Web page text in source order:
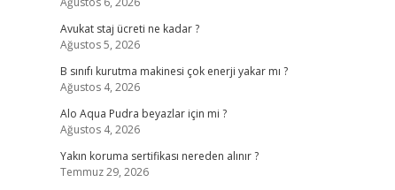
Avukat staj ücreti ne kadar ?
Ağustos 5, 2026
B sınıfı kurutma makinesi çok enerji yakar mı ?
Ağustos 4, 2026
Alo Aqua Pudra beyazlar için mi ?
Ağustos 4, 2026
Yakın koruma sertifikası nereden alınır ?
Temmuz 29, 2026